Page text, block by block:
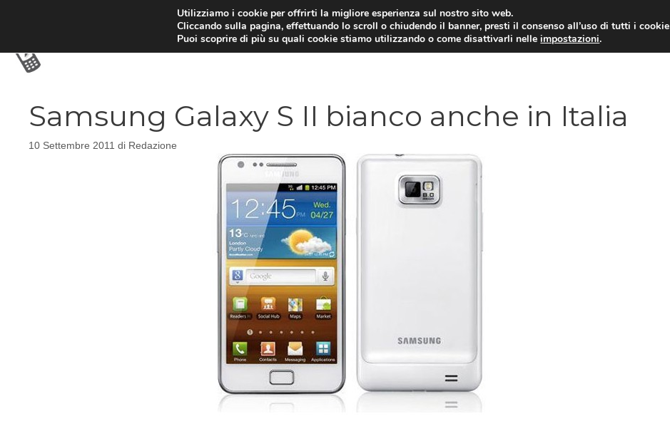
TARIFFE E PROMOZIONI
Samsung Galaxy S II bianco anche in Italia
10 Settembre 2011 di Redazione
Utilizziamo i cookie per offrirti la migliore esperienza sul nostro sito web.
Cliccando sulla pagina, effettuando lo scroll o chiudendo il banner, presti il consenso all’uso di tutti i cookie
Puoi scoprire di più su quali cookie stiamo utilizzando o come disattivarli nelleimpostazioni.